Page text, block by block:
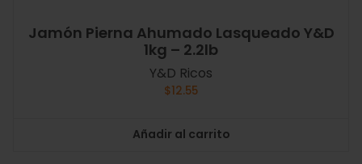
Jamón Pierna Ahumado Lasqueado Y&D
1kg – 2.2lb
Y&D Ricos
$12.55
Añadir al carrito